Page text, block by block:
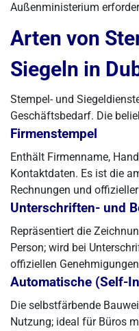
Außenministerium
Arten von
Siegeln in
Stempel- und
Geschäftsbedarf. Die
Firmenstempel
Enthält Firmenname,
Kontaktdaten. Es ist die
Rechnungen und
Unterschriften- und
Repräsentiert die
Person; wird bei
offiziellen
Automatische (Self-
Die selbstfärbende
Nutzung; ideal für Büros